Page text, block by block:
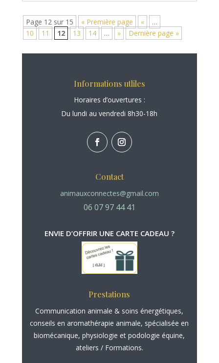
Page 12 sur 15 « Première page «
…
10
11 12 13 14 … » Dernière page »
Informations utliles
Horaires d’ouvertures :
Du lundi au vendredi 8h30-18h
Contact
animauxconnectes@gmail.com
06 07 97 44 41
ENVIE D’OFFRIR UNE CARTE CADEAU ?
Prestations
Communication animale & soins énergétiques,
conseils enaromathérapie animale, spécialisée en
biomécanique, physiologie et podologie équine,
ateliers / Formations.